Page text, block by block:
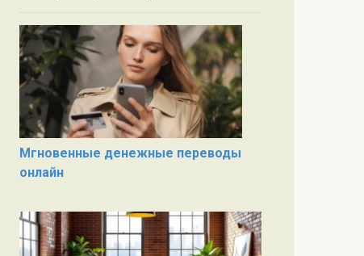
Мгновенные денежные переводы
онлайн